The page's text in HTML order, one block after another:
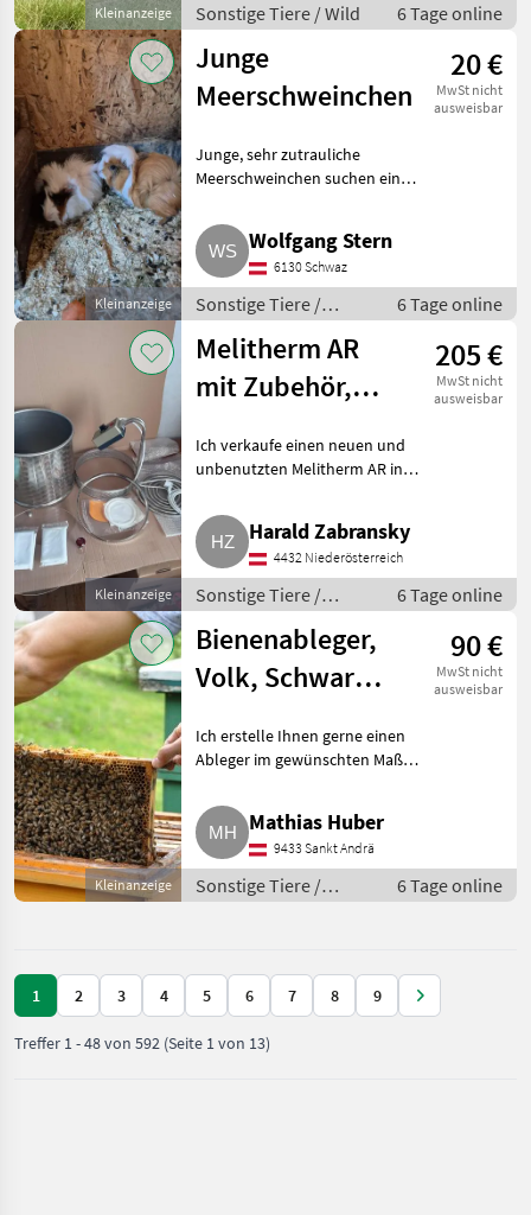
Kleinanzeige Sonstige Tiere / Wild 6 Tage online
Kleinanzeige
Junge
Meerschweinchen
20 €
MwSt nicht
ausweisbar
Junge, sehr zutrauliche
Meerschweinchen suchen ein
die Kleinen in Schwaz. Bei
Interesse einfach melden.
Sonstige Tiere Kleintiere
Wolfgang Stern
6130 Schwaz
Sonstige Tiere /
Kleintiere
6 Tage online
Kleinanzeige
Melitherm AR
mit Zubehör,
unbenutzt
205 €
MwSt nicht
ausweisbar
Ich verkaufe einen neuen und
unbenutzten Melitherm AR inkl.
gekauft, aber nie benutzt, da ich
meine Imkerei aus
gesundheitlichen Gründen auf
Harald Zabransky
4432 Niederösterreich
Sonstige Tiere /
Bienen und Imkerei
6 Tage online
Kleinanzeige
Bienenableger,
Volk, Schwarm
Dadant)
90 €
MwSt nicht
ausweisbar
Ich erstelle Ihnen gerne einen
Ableger im gewünschten Maß.
Wunsch zwischen 3 und 8
Rähmchen haben, mindestens
2 Bruträhmchen. Zudem wird d
Mathias Huber
9433 Sankt Andrä
Sonstige Tiere /
Bienen und Imkerei
6 Tage online
1 2 3 4 5 6 7 8 9
Treffer 1-48von 592 (Seite 1 von 13)